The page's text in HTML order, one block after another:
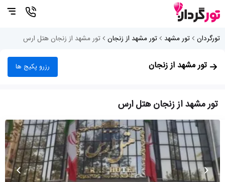
تورگردان تور مشهد تور مشهد از زنجان تور مشهد از زنجان هتل ارس
تور مشهد از زنجان رزرو پکیج ها
تور مشهد از زنجان هتل ارس